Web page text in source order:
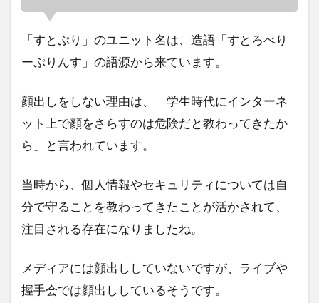
「すとぷり」のユニット名は、造語「すとろべり
ーぷりんす」の語源から来ています。
顔出しをしない理由は、「学生時代にインターネ
ット上で顔をさらすのは危険だと教わってきたか
ら」と言われています。
当時から、個人情報やセキュリティについては自
分で守ることを教わってきたことが活かされて、
注目される存在になりましたね。
メディアには顔出ししていないですが、ライブや
握手会では顔出ししているそうです。